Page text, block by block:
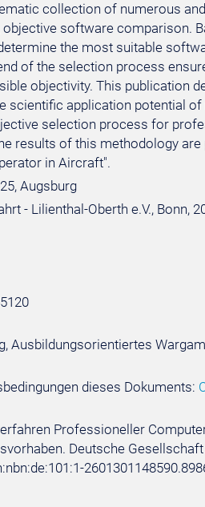
collection of numerous
software comparison.
the most suitable
of the selection process
objectivity. This publication
scientific application potential
selection process for
results of this methodology
in Aircraft".
Augsburg
- Lilienthal-Oberth e.V., Bonn,
Ausbildungsorientiertes
dieses Dokuments:
Professioneller
Deutsche